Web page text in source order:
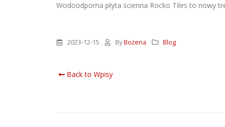
Wodoodporna płyta ścienna Rocko Tiles to nowy
2023-12-15 ByBożena Blog
Back to Wpisy